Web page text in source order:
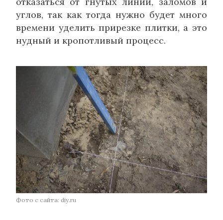
углов, так как тогда нужно будет много
времени уделить прирезке плитки, а это
нудный и кропотливый процесс.
Фото с сайта: diy.ru